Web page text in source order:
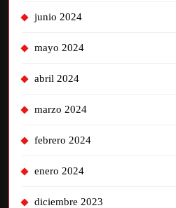
junio 2024
mayo 2024
abril 2024
marzo 2024
febrero 2024
enero 2024
diciembre 2023